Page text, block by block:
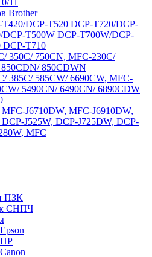
11
Brother
DCP-T520 DCP-T720/DCP-
DCP-T500W DCP-T700W/DCP-
DCP-T710
350C/ 750CN, MFC-230C/
850CDWN
385C/ 585CW/ 6690CW, MFC-
5490CN/ 6490CN/ 6890CDW
J6710DW, MFC-J6910DW,
J525W, DCP-J725DW, DCP-
MFC
ПЗК
к СНПЧ